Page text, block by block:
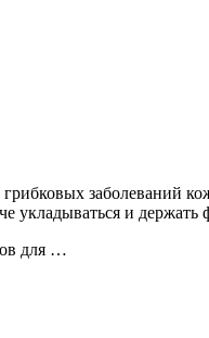
заболеваний
укладываться и держать
для …